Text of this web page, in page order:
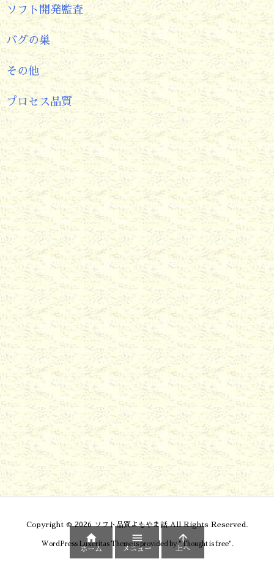
ソフト開発監査
バグの巣
その他
プロセス品質
Copyright ©2026 ソフト品質よもやま話All Rights Reserved.
WordPress Luxeritas Theme is provided by "Thought is free".

ホーム

メニュー

上へ